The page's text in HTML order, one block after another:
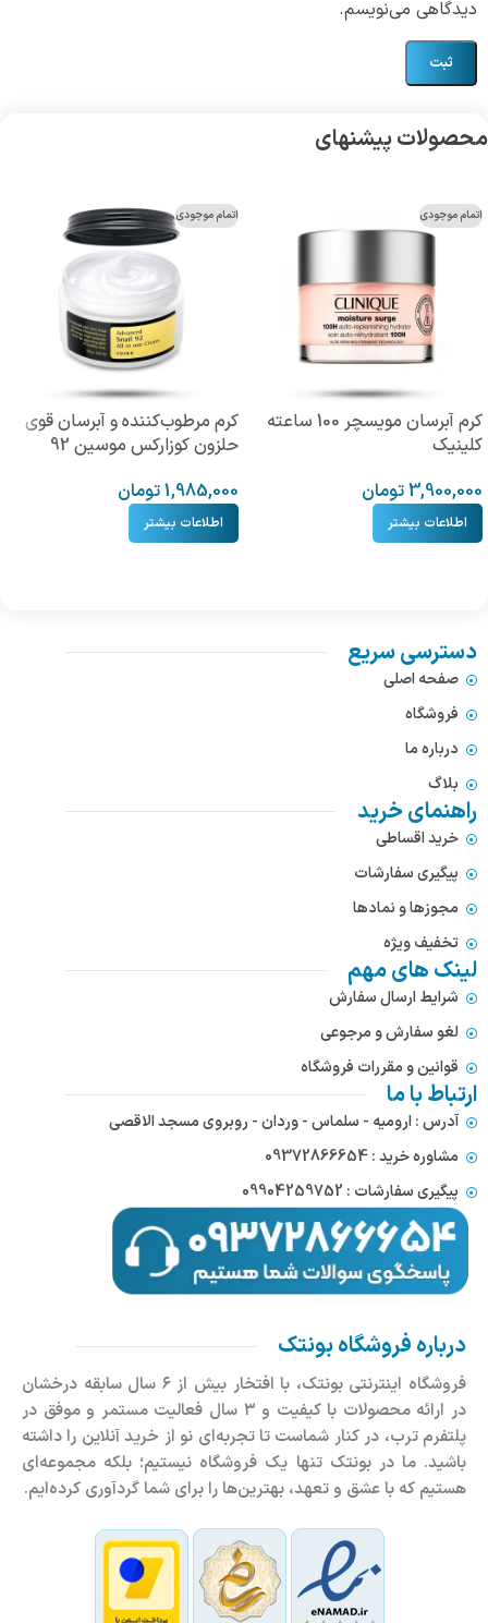
دیدگاهی می‌نویسم.
محصولات پیشنهای
اتمام موجودی
کرم آبرسان مویسچر 100 ساعته
کلینیک
3,900,000تومان
اطلاعات بیشتر
اتمام موجودی
کرم مرطوب‌کننده و آبرسان قوی
حلزون کوزارکس موسین 92
1,985,000تومان
اطلاعات بیشتر
دسترسی سریع
صفحه اصلی
فروشگاه
درباره ما
بلاگ
راهنمای خرید
خرید اقساطی
پیگیری سفارشات
مجوزها و نمادها
تخفیف ویژه
لینک های مهم
شرایط ارسال سفارش
لغو سفارش و مرجوعی
قوانین و مقررات فروشگاه
ارتباط با ما
آدرس : ارومیه - سلماس - وردان - روبروی مسجد الاقصی
مشاوره خرید : 09372866654
پیگیری سفارشات : 09904259752
درباره فروشگاه بونتک
فروشگاه اینترنتی بونتک، با افتخار بیش از ۶ سال سابقه درخشان
در ارائه محصولات با کیفیت و ۳ سال فعالیت مستمر و موفق در
پلتفرم ترب، در کنار شماست تا تجربه‌ای نو از خرید آنلاین را داشته
باشید. ما در بونتک تنها یک فروشگاه نیستیم؛ بلکه مجموعه‌ای
هستیم که با عشق و تعهد، بهترین‌ها را برای شما گردآوری کرده‌ایم.